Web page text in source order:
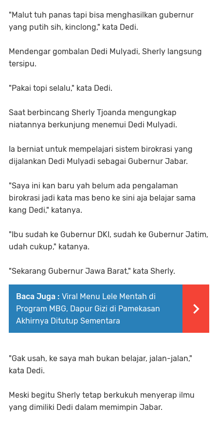
"Malut tuh panas tapi bisa menghasilkan gubernur
yang putih sih, kinclong," kata Dedi.
Mendengar gombalan Dedi Mulyadi, Sherly langsung
tersipu.
"Pakai topi selalu," kata Dedi.
Saat berbincang Sherly Tjoanda mengungkap
niatannya berkunjung menemui Dedi Mulyadi.
Ia berniat untuk mempelajari sistem birokrasi yang
dijalankan Dedi Mulyadi sebagai Gubernur Jabar.
"Saya ini kan baru yah belum ada pengalaman
birokrasi jadi kata mas beno ke sini aja belajar sama
kang Dedi," katanya.
"Ibu sudah ke Gubernur DKI, sudah ke Gubernur Jatim,
udah cukup," katanya.
"Sekarang Gubernur Jawa Barat," kata Sherly.
Baca Juga : Viral Menu Lele Mentah di
Program MBG, Dapur Gizi di Pamekasan
Akhirnya Ditutup Sementara
"Gak usah, ke saya mah bukan belajar, jalan-jalan,"
kata Dedi.
Meski begitu Sherly tetap berkukuh menyerap ilmu
yang dimiliki Dedi dalam memimpin Jabar.